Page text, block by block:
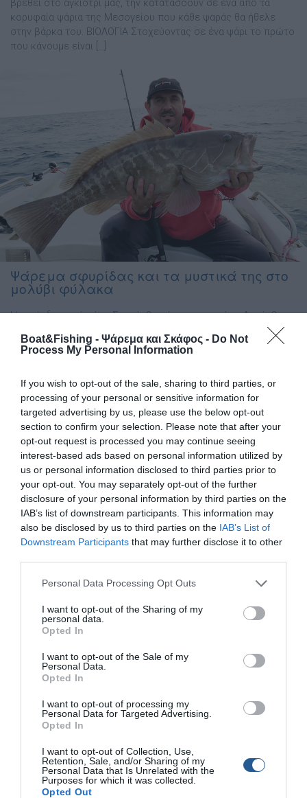
Boat&Fishing - Ψάρεμα και Σκάφος - Do Not
Process My Personal Information
If you wish to opt-out of the sale, sharing to third parties, or
processing of your personal or sensitive information for
targeted advertising by us, please use the below opt-out
section to confirm your selection. Please note that after your
opt-out request is processed you may continue seeing
interest-based ads based on personal information utilized by
us or personal information disclosed to third parties prior to
your opt-out. You may separately opt-out of the further
disclosure of your personal information by third parties on the
IAB’s list of downstream participants. This information may
also be disclosed by us to third parties on the IAB’s List of
Downstream Participants that may further disclose it to other
Personal Data Processing Opt Outs
I want to opt-out of the Sharing of my
personal data.
Opted In
I want to opt-out of the Sale of my
Personal Data.
Opted In
I want to opt-out of processing my
Personal Data for Targeted Advertising.
Opted In
I want to opt-out of Collection, Use,
Retention, Sale, and/or Sharing of my
Personal Data that Is Unrelated with the
Purposes for which it was collected.
Opted Out
βρεθεί στο αγκίστρι μας, την κατατάσσουν σε ένα από τα
κορυφαία ψάρια της Μεσογείου που κάθε ψαράς θα ήθελε
στην βάρκα του. ΒΙΟΛΟΓΙΑ Στοχεύοντας σε ένα ψάρι το πρώτο
που κάνουμε είναι […]
Ψάρεμα σφυρίδας και τα μυστικά της στο
μολύβι φύλακα
Η περίοδος από µέσα Σεπτέµβρη έως και τα µέσα ∆εκέµβρη,
είναι η καλύτερη για την τεχνική του µολυβιού φύλακα και
ιδιαίτερα για το ψάρεµα της σφυρίδας. Με την τεχνική αυτή
ξεγελάµε ακόµα και τα πιο πονηρά ψάρια, όπως η σφυρίδα,
τσιµπούν, «κλειδοστοµιάζουν» όπως συνηθίζουµε να λέµε στο
Ψάρεμα Slow Pitch Jigging για μεγάλες
πλάνους
Στο ψάρεµα των µεγάλων σφυρίδων, µπορούµε να
χρησιµοποιήσουµε από ζωντανό δόλωµα έως πλάνους και
σιλικόνες. Είναι το ψάρι που µε έχει κερδίσει, κυρίως γιατί
χρειάζεται καλή ανίχνευση του βυθού µε το βυθόµετρό µας
ώστε να αποκωδικοποιήσουµε την εικόνα και να καταλάβουµε
αν υπάρχει κάποια σφυρίδα «πατωµένη». […]